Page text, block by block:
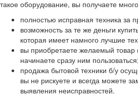
такое оборудование, вы получаете
полностью исправная техника за
возможность за те же деньги
которая имеет намного лучшие
вы приобретаете желаемый товар
начинаете сразу ним пользоваться;
продажа бытовой техники б/у
вы не рискуете и всегда можете
выявления неисправностей.